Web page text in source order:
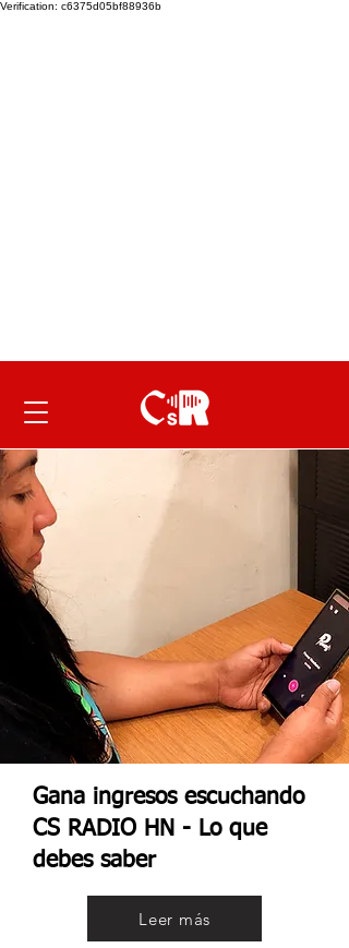
Verification: c6375d05bf88936b
Gana ingresos escuchando
CS RADIO HN - Lo que
debes saber
Leer más